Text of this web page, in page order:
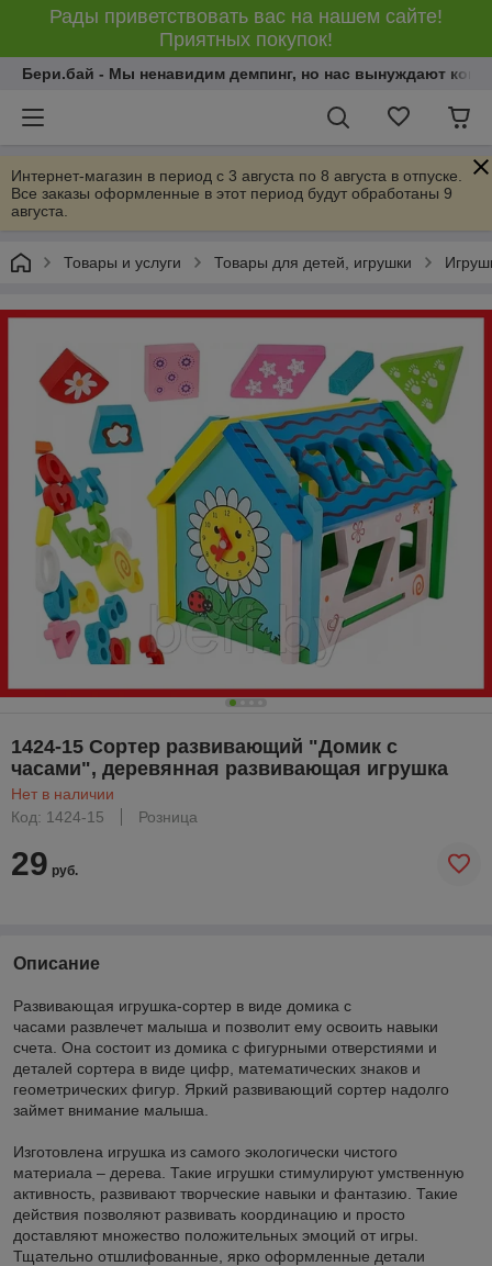
Рады приветствовать вас на нашем сайте!
Приятных покупок!
Бери.бай - Мы ненавидим демпинг, но нас вынуждают
Интернет-магазин в период с 3 августа по 8 августа в отпуске.
Все заказы оформленные в этот период будут обработаны 9
августа.
Товары и услуги Товары для детей, игрушки
1424-15 Сортер развивающий "Домик с
часами", деревянная развивающая игрушка
Нет в наличии
Код: 1424-15
Розница
29 руб.
Описание
Развивающая игрушка-сортер в виде домика с
часами развлечет малыша и позволит ему освоить навыки
счета. Она состоит из домика с фигурными отверстиями и
деталей сортера в виде цифр, математических знаков и
геометрических фигур. Яркий развивающий сортер надолго
займет внимание малыша.
Изготовлена игрушка из самого экологически чистого
материала – дерева. Такие игрушки стимулируют умственную
активность, развивают творческие навыки и фантазию. Такие
действия позволяют развивать координацию и просто
доставляют множество положительных эмоций от игры.
Тщательно отшлифованные, ярко оформленные детали